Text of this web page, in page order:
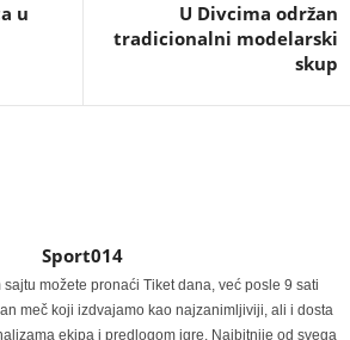
u
U Divcima održan
tradicionalni modelarski
skup
Sport014
možete pronaći Tiket dana, već posle 9 sati
meč koji izdvajamo kao najzanimljiviji, ali i dosta
ekipa i predlogom igre. Najbitnije od svega